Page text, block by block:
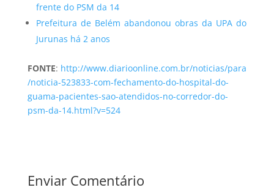
frente do PSM da 14
Prefeitura de Belém abandonou obras da UPA do
Jurunas há 2 anos
FONTE: http://www.diarioonline.com.br/noticias/para
/noticia-523833-com-fechamento-do-hospital-do-
guama-pacientes-sao-atendidos-no-corredor-do-
psm-da-14.html?v=524
Enviar Comentário